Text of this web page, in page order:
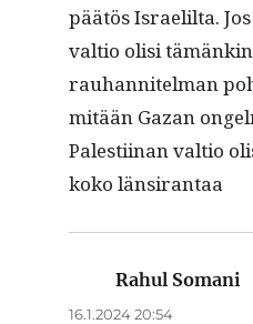
päätös Israelil­ta.
val­tio olisi
rauhan­nitel­man
mitään Gazan
Palesti­inan val­tio
koko länsirantaa
Rahul Somani
16.1.2024 20:54